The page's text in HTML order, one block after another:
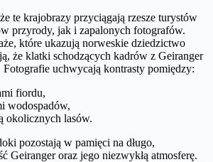
te krajobrazy przyciągają rzesze turystów
przyrody, jak i zapalonych fotografów.
które ukazują norweskie dziedzictwo
że klatki schodzących kadrów z Geiranger
uchwycają kontrasty pomiędzy:
fiordu,
wodospadów,
okolicznych lasów.
pozostają w pamięci na długo,
Geiranger oraz jego niezwykłą atmosferę.